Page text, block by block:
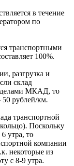
в течение
по
транспортными
100%.
разгрузка и
склад
МКАД, то
50 рублей/км.
транспортной
Поскольку
6 утра, то
компании
некоторые из
с 8-9 утра.